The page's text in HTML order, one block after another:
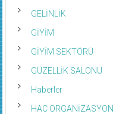
GELİNLİK
GİYİM
GİYİM SEKTÖRÜ
GÜZELLİK SALONU
Haberler
HAC ORGANİZASYON